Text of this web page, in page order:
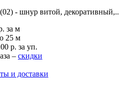
- шнур витой,
за м
25 м
р. за уп.
– скидки
и доставки